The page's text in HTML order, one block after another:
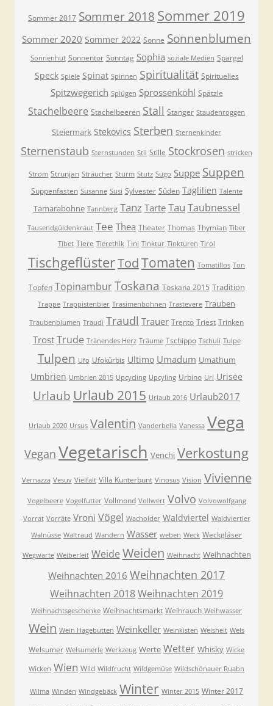
Sommer 2017 Sommer 2018 Sommer 2019
Sommer 2020 Sommer 2022 Sonne Sonnenblumen
Sonnenhut Sonnentor Sonntag Sophia soziale Medien Spargel
Speck Spiele Spinat Spinnen Spiritualität Spirituelles
Spitzwegerich Splügen Sprossenkohl Spätzle
Stachelbeere Stachelbeeren Stall Stanger Staudenroggen
Steiermark Stekovics Sterben Sternenkinder
Sternenstaub Sternstunden Stil Stille Stockrosen stricken
Strom Strunjan Sträucher Sturm Stutz Sugo Suppe Suppen
Suppenfasten Susanne Susi Sylvester Süden Taglilien Talente
Tamarabohne Tannberg Tanz Tarte Tau Taubnessel
Tausendgüldenkraut Tee Thea Theater Thomas Thymian Tiber
Tibet Tiere Tierethik Tini Tinktur Tinkturen Tirol
TischgeflüsterTodTomaten Tomatillos Ton
Topfen Topinambur Toskana Toskana 2015 Tradition
Trappe Trappistenbier Trasimenbohnen Trastevere Trauben
Traubenblumen Traudi Traudl Trauer Trento Triest Trinken
Trost Trude Tränendes Herz Träume Tschippo Tschuli Tulpe
Tulpen Ufo Ufokürbis Ultimo Umadum Umathum
Umbrien Umbrien 2015 Upcycling Upcyling Urbino Uri Urisee
Urlaub Urlaub 2015 Urlaub 2016 Urlaub2017
Urlaub 2020 Ursus Valentin Vanderbella Vanessa Vega
Vegan Vegetarisch Venchi Verkostung
Vernazza Vesuv Vielfalt Villa Kunterbunt Vinosus Vision Vivienne
Vogelbeere Vogelfutter Vollmond Vollwert Volvo Volvowolfgang
Vorrat Vorräte Vroni Vögel Wacholder Waldviertel Waldviertler
Walnüsse Waltraud Wandern Wasser weben Weck Weckgläser
Wegwarte Weiberleit Weide Weiden Weihnacht Weihnachten
Weihnachten 2016 Weihnachten 2017
Weihnachten 2018Weihnachten 2019
Weihnachtsgeschenke Weihnachtsmarkt Weihrauch Weihwasser
Wein Wein Hagebutten Weinkeller Weinkisten Weisheit Wels
Welsumer Welsumerle Werkzeug Werte Wetter Whisky Wicke
Wicken Wien Wild Wildfrucht Wildgemüse Wildschönauer Ruabn
Wilma Winden Windgebäck Winter Winter 2015 Winter 2017